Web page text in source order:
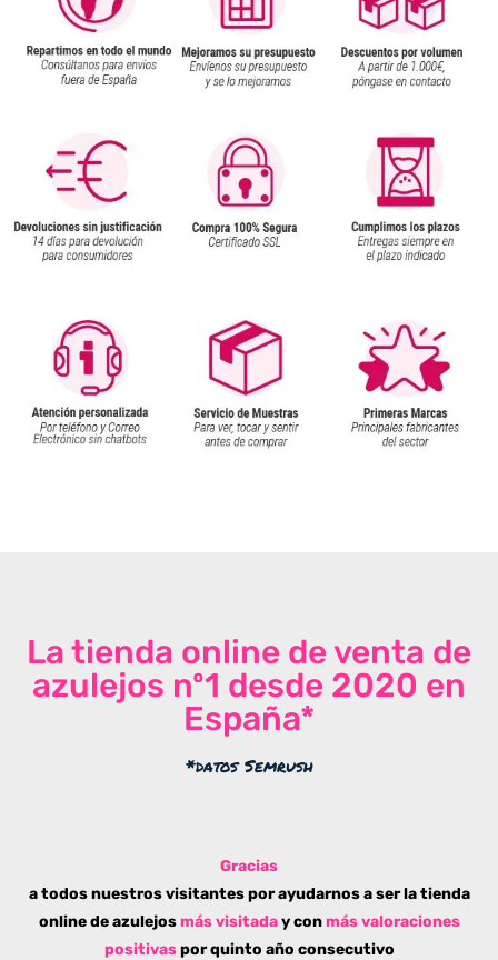
La tienda online de venta de
azulejos nº1 desde 2020 en
España*
*datos Semrush
Gracias
a todos nuestros visitantes por ayudarnos a ser la tienda
online de azulejos más visitaday conmás valoraciones
positivaspor quinto año consecutivo